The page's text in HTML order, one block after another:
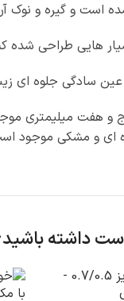
است و گیره و نوک
هایی طراحی شده که
سادگی جلوه ای
و هفت میلیمتری
ای و مشکی موجود
داشته